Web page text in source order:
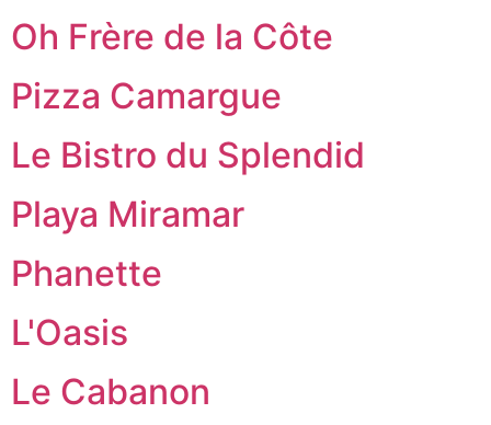
Oh Frère de la Côte
Pizza Camargue
Le Bistro du Splendid
Playa Miramar
Phanette
L'Oasis
Le Cabanon